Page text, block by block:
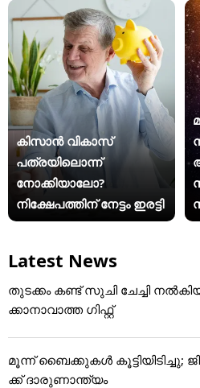
കിസാന്‍ വികാസ്
പത്രയിലൊന്ന്
നോക്കിയാലോ?
നിക്ഷേപത്തിന് നേട്ടം ഇരട്ടി
Latest News
തുടക്കം കണ്ട് സുചി ചേച്ചി
ക്കാനാവാത്ത ​ഗിഫ്റ്റ്
മൂന്ന് ബൈക്കുകൾ കൂട്ടിയിടിച്ചു;
ക്ക് ദാരുണാന്ത്യം